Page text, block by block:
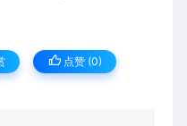
点赞 (0)